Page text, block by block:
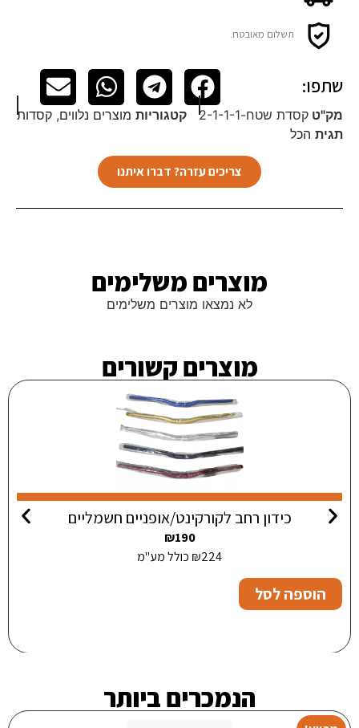
תשלום מאובטח.
שתפו:
מק"ט קסדת שטח-2-1-1-1 קטגוריות מוצרים נלווים, קסדות
תגית הכל
צריכים עזרה? דברו איתנו
מוצרים משלימים​
לא נמצאו מוצרים משלימים
מוצרים קשורים
כידון רחב לקורקינט/אופניים חשמליים
₪190
₪224 כולל מע"מ
הוספה לסל
הנמכרים ביותר